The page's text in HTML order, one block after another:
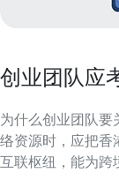
创业团队应
为什么创业团队要关注香港
络资源时，应把香
互联枢纽，能为跨